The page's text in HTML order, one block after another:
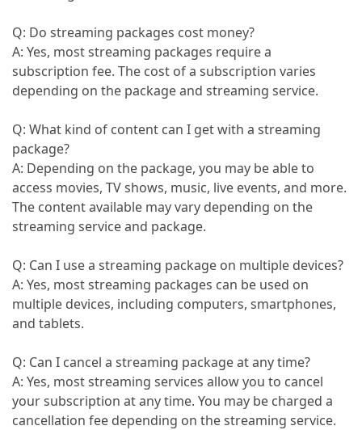
Q: Do streaming packages cost money?
A: Yes, most streaming packages require a
subscription fee. The cost of a subscription varies
depending on the package and streaming service.
Q: What kind of content can I get with a streaming
package?
A: Depending on the package, you may be able to
access movies, TV shows, music, live events, and more.
The content available may vary depending on the
streaming service and package.
Q: Can I use a streaming package on multiple devices?
A: Yes, most streaming packages can be used on
multiple devices, including computers, smartphones,
and tablets.
Q: Can I cancel a streaming package at any time?
A: Yes, most streaming services allow you to cancel
your subscription at any time. You may be charged a
cancellation fee depending on the streaming service.